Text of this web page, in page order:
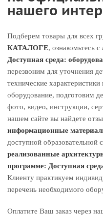
нашего
Подберем товары для всех
КАТАЛОГЕ, ознакомьтесь
Доступная среда:
перезвоним для уточнения
технические
оборудование, подготовим
фото, видео, инструкции,
нашем сайте вы найдете
информационные
доступной образовательной
реализованные
программе: Доступная
Клиенту практикуем
перечень необходимого
Оплатите Ваш заказ через